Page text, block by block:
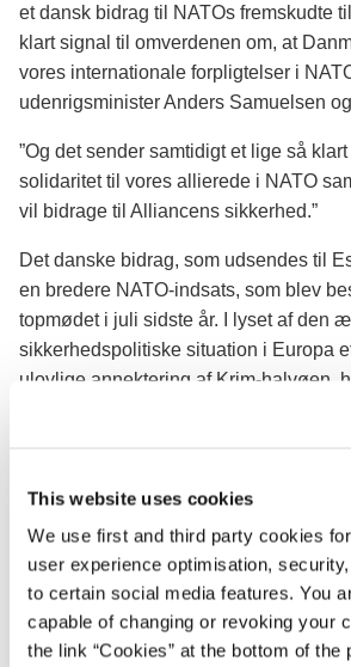
This website uses cookies
We use first and third party cookies
user experience optimisation,
to certain social media features. You
capable of changing or revoking your
the link “Cookies” at the bottom of the
et dansk bidrag til NATOs fremskudte
klart signal til omverdenen om, at
vores internationale forpligtelser i
udenrigsminister Anders Samuelsen
”Og det sender samtidigt et lige så
solidaritet til vores allierede i NATO
vil bidrage til Alliancens sikkerhed.”
Det danske bidrag, som udsendes til
en bredere NATO-indsats, som blev
topmødet i juli sidste år. I lyset af den
sikkerhedspolitiske situation i Europa
ulovlige annektering af Krim-halvøen,
NATO besluttet at styrke Alliancens
”Jeg er glad for den brede opbakning i
forsvarsminister Claus Hjort
brede opbakning i Folketinget i dag er
opgave for NATO, for de baltiske lande